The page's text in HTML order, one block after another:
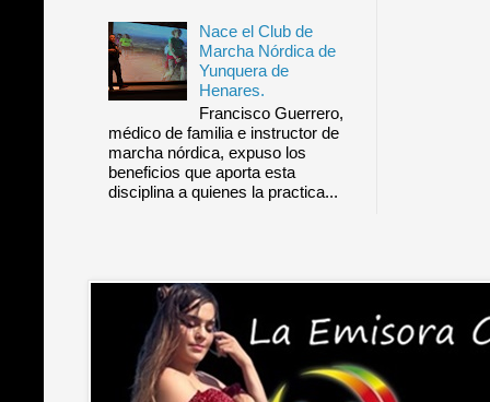
Nace el Club de
Marcha Nórdica de
Yunquera de
Henares.
Francisco Guerrero,
médico de familia e instructor de
marcha nórdica, expuso los
beneficios que aporta esta
disciplina a quienes la practica...